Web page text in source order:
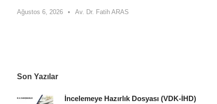
Ağustos 6, 2026 • Av. Dr. Fatih ARAS
Son Yazılar
İncelemeye Hazırlık Dosyası (VDK-İHD)